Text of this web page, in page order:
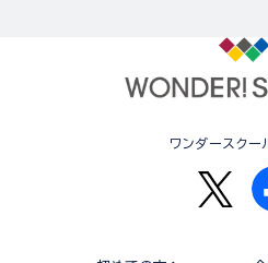
ワンダースクー